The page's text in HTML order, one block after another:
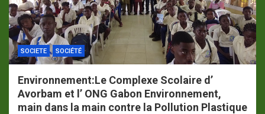
SOCIETE SOCIÉTÉ
Environnement:Le Complexe Scolaire d’
Avorbam et l’ ONG Gabon Environnement,
main dans la main contre la Pollution Plastique